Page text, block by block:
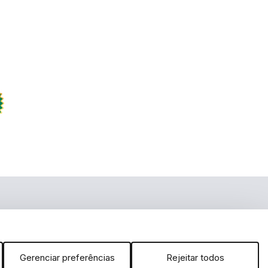
Gerenciar preferências Rejeitar todos
YouTube
É vedada qualquer reprodução, total ou parcial, de qualquer elemento
inclusão no carrinho não garante o preço e/ou a disponibilidade do
de estoque.